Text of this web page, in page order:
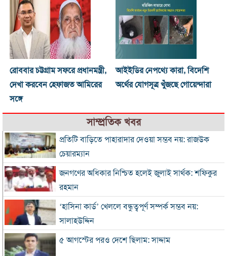
রোববার চট্টগ্রাম সফরে প্রধানমন্ত্রী,
দেখা করবেন হেফাজত আমিরের
সঙ্গে
আইইডির নেপথ্যে কারা, বিদেশি
অর্থের যোগসূত্র খুঁজছে গোয়েন্দারা
সাম্প্রতিক খবর
প্রতিটি বাড়িতে পাহারাদার দেওয়া সম্ভব নয়: রাজউক
চেয়ারম্যান
জনগণের অধিকার নিশ্চিত হলেই জুলাই সার্থক: শফিকুর
রহমান
‘হাসিনা কার্ড’ খেললে বন্ধুত্বপূর্ণ সম্পর্ক সম্ভব নয়:
সালাহউদ্দিন
৫ আগস্টের পরও দেশে ছিলাম: সাদ্দাম